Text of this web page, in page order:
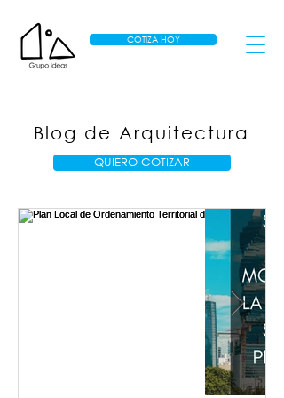
COTIZA HOY
Blog de Arquitectura
QUIERO COTIZAR